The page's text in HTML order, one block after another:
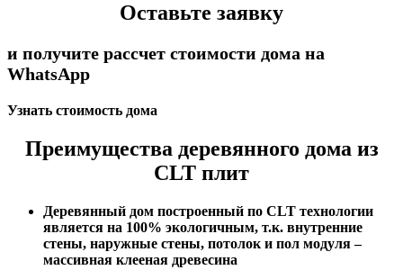
Оставьте заявку
и получите рассчет стоимости дома на
WhatsApp
Узнать стоимость дома
Преимущества деревянного дома из
CLT плит
Деревянный дом построенный по CLT технологии
является на 100% экологичным, т.к. внутренние
стены, наружные стены, потолок и пол модуля –
массивная клееная древесина